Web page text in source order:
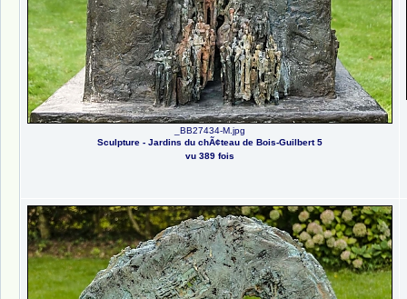
_BB27434-M.jpg
Sculpture - Jardins du chÃ¢teau de Bois-Guilbert 5
vu 389 fois